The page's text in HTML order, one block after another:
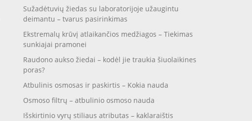
Sužadėtuvių žiedas su laboratorijoje užaugintu
deimantu – tvarus pasirinkimas
Ekstremalų krūvį atlaikančios medžiagos – Tiekimas
sunkiajai pramonei
Raudono aukso žiedai – kodėl jie traukia šiuolaikines
poras?
Atbulinis osmosas ir paskirtis – Kokia nauda
Osmoso filtrų – atbulinio osmoso nauda
Išskirtinio vyrų stiliaus atributas – kaklaraištis